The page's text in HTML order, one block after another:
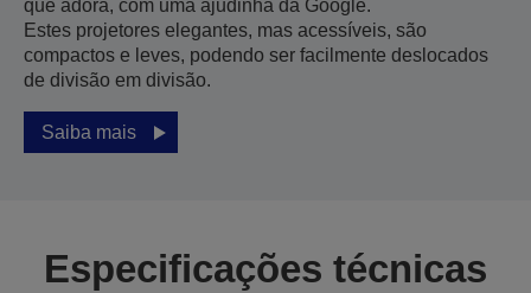
que adora, com uma ajudinha da Google.
Estes projetores elegantes, mas acessíveis, são
compactos e leves, podendo ser facilmente deslocados
de divisão em divisão.
Saiba mais
Especificações técnicas